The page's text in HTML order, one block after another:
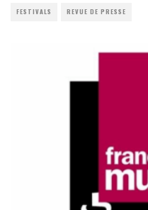
FESTIVALS REVUE DE PRESSE